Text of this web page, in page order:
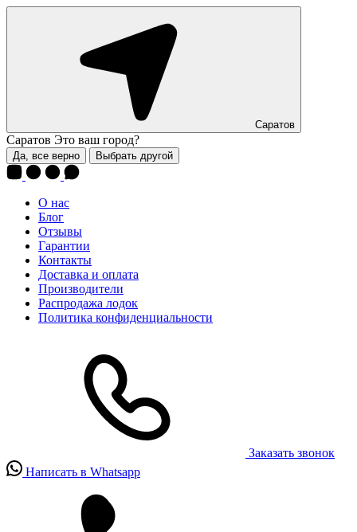
Саратов
Саратов Это ваш город?
Да, все верно Выбрать другой
О нас
Блог
Отзывы
Гарантии
Контакты
Доставка и оплата
Производители
Распродажа лодок
Политика конфиденциальности
Заказать звонок
Написать в Whatsapp